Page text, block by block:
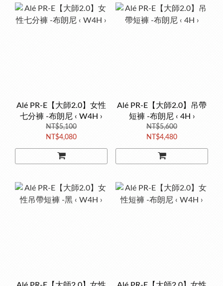
Alé PR-E【大師2.0】女性
七分褲 -布朗尼 ‹ W4H ›
NT$5,100
NT$4,080
Alé PR-E【大師2.0】吊帶
短褲 -布朗尼 ‹ 4H ›
NT$5,600
NT$4,480